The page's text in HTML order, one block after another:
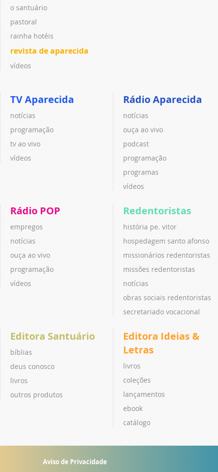
o santuário
pastoral
rainha hotéis
revista de aparecida
vídeos
TV Aparecida
notícias
programação
tv ao vivo
vídeos
Rádio Aparecida
notícias
ouça ao vivo
podcast
programação
programas
vídeos
Rádio POP
empregos
notícias
ouça ao vivo
programação
vídeos
Redentoristas
história pe. vitor
hospedagem santo afonso
missionários redentoristas
missões redentoristas
notícias
obras sociais redentoristas
secretariado vocacional
Editora Santuário
bíblias
deus conosco
livros
outros produtos
Editora Ideias &
Letras
livros
coleções
lançamentos
ebook
catálogo
Aviso de Privacidade